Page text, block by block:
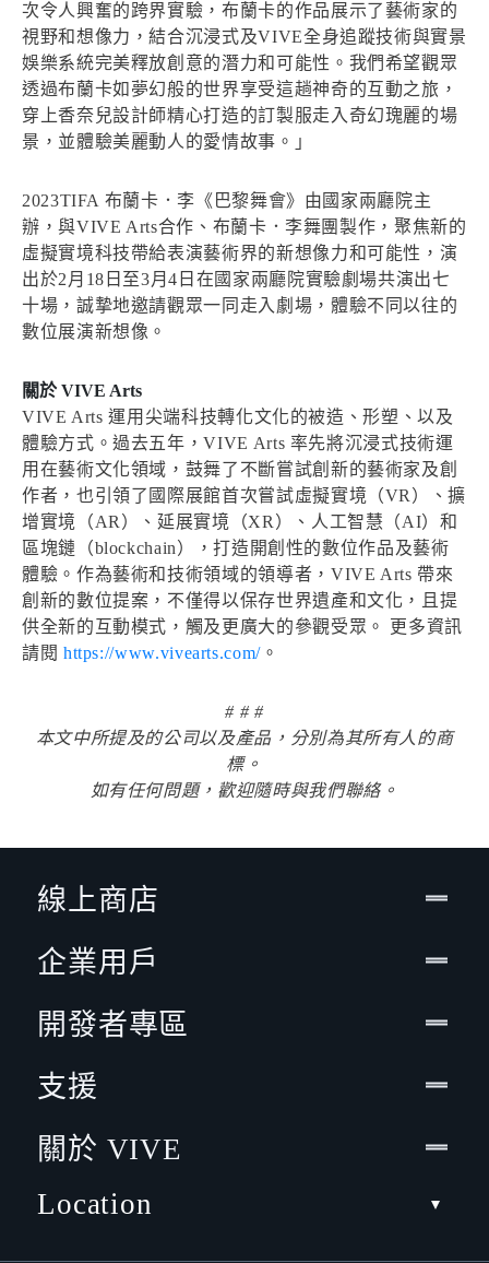
次令人興奮的跨界實驗，布蘭卡的作品展示了藝術家的
視野和想像力，結合沉浸式及VIVE全身追蹤技術與實景
娛樂系統完美釋放創意的潛力和可能性。我們希望觀眾
透過布蘭卡如夢幻般的世界享受這趟神奇的互動之旅，
穿上香奈兒設計師精心打造的訂製服走入奇幻瑰麗的場
景，並體驗美麗動人的愛情故事。」
2023TIFA 布蘭卡．李《巴黎舞會》由國家兩廳院主
辦，與VIVE Arts合作、布蘭卡．李舞團製作，聚焦新的
虛擬實境科技帶給表演藝術界的新想像力和可能性，演
出於2月18日至3月4日在國家兩廳院實驗劇場共演出七
十場，誠摯地邀請觀眾一同走入劇場，體驗不同以往的
數位展演新想像。
關於 VIVE Arts
VIVE Arts 運用尖端科技轉化文化的被造、形塑、以及
體驗方式。過去五年，VIVE Arts 率先將沉浸式技術運
用在藝術文化領域，鼓舞了不斷嘗試創新的藝術家及創
作者，也引領了國際展館首次嘗試虛擬實境（VR）、擴
增實境（AR）、延展實境（XR）、人工智慧（AI）和
區塊鏈（blockchain），打造開創性的數位作品及藝術
體驗。作為藝術和技術領域的領導者，VIVE Arts 帶來
創新的數位提案，不僅得以保存世界遺產和文化，且提
供全新的互動模式，觸及更廣大的參觀受眾。 更多資訊
請閱 https://www.vivearts.com/。
# # #
本文中所提及的公司以及產品，分別為其所有人的商
標。
如有任何問題，歡迎隨時與我們聯絡。
線上商店
企業用戶
開發者專區
支援
關於 VIVE
Location